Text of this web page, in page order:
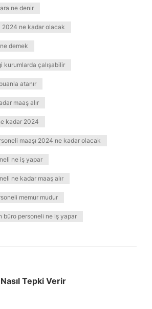
ne denir
2024 ne kadar olacak
demek
kurumlarda çalışabilir
atanır
maaş alır
kadar 2024
maaşı 2024 ne kadar olacak
ne iş yapar
ne kadar maaş alır
memur mudur
büro personeli ne iş yapar
Tepki Verir